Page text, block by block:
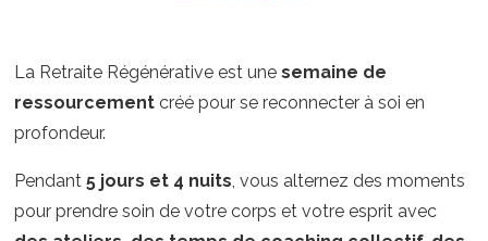
La Retraite Régénérative est unesemaine de
ressourcement créé pour se reconnecter à soi en
profondeur.
Pendant5 jours et 4 nuits, vous alternez des moments
pour prendre soin de votre corps et votre esprit avec